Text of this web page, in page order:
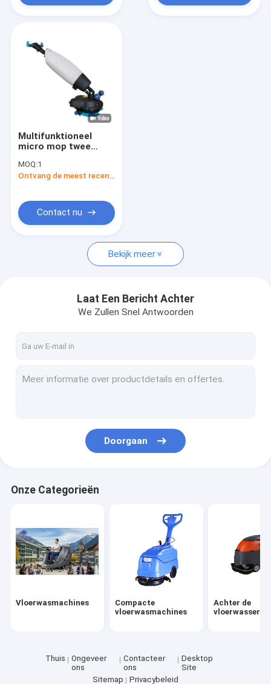
Vloerwasmachines
Compacte vloerwasmachines
Achter de vloerwasser lopen
Op vloerwasseren rijden
Toestellen voor vloerwasser
Machines voor het vegen van vloeren
Stofschoonmachines
Straat Schoonmakende Voertuigen
Buffermachines voor vloeren
Draagbare luchtblazer
Multifunktioneel
micro mop twee
droger mini vloer
reinigingsmachine
MOQ:1
Contact nu
Bekijk meer
Laat Een Bericht Achter
We Zullen Snel Antwoorden
Doorgaan
Onze Categorieën
Vloerwasmachines
Compacte
vloerwasmachines
Achter de
vloerwasser
Thuis
Ongeveer
ons
Contacteer
ons
Desktop
Site
Sitemap
Privacybeleid